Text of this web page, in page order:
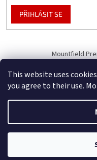
This website uses
you agree to their use.
B2B Only - register your
PŘIHLÁSIT SE
Mountfield